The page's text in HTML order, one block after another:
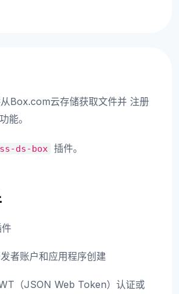
Box.com云存储获取文件并 注册
能。
ds-box 插件。
者账户和应用程序创建
（JSON Web Token）认证或